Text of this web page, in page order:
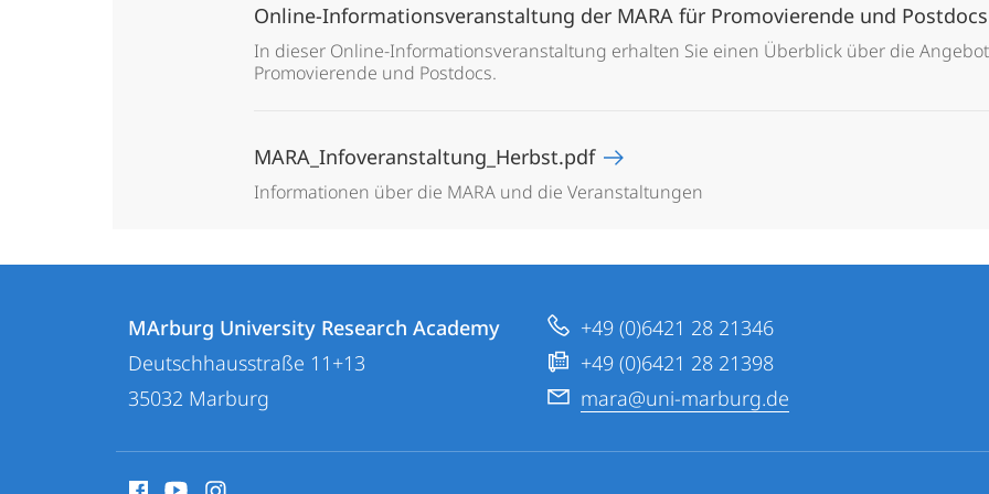
Online-Informationsveranstaltung der MARA für Promovierende und Postdocs
In dieser Online-Informationsveranstaltung erhalten Sie einen Überblick über die
Promovierende und Postdocs.
MARA_Infoveranstaltung_Herbst.pdf
Informationen über die MARA und die Veranstaltungen
Informationen
Kontaktinformationen
MArburg
University
Research
Academy
MArburg University Research Academy
Deutschhausstraße 11+13
35032 Marburg
+49 (0)6421 28 21346
+49 (0)6421 28 21398
mara@uni-marburg.de